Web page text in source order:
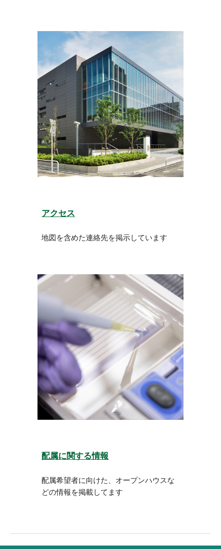
アクセス
地図を含めた連絡先を掲示しています
配属に関する情報
配属希望者に向けた、オープンハウスな
どの情報を掲載してます